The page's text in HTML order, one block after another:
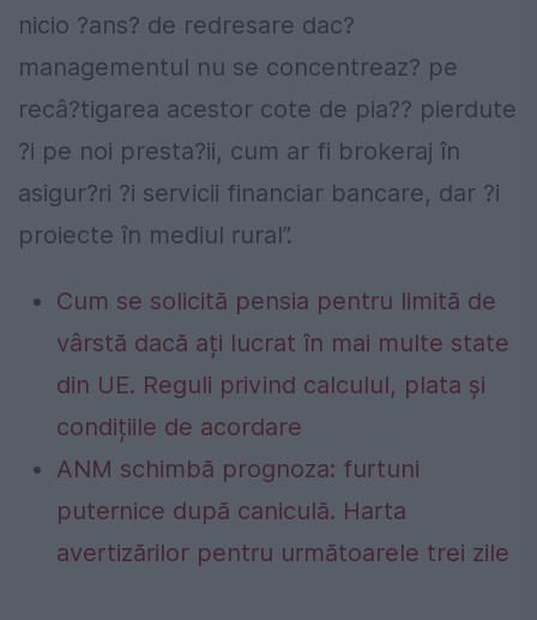
nicio ?ans? de redresare dac?
managementul nu se concentreaz? pe
recâ?tigarea acestor cote de pia?? pierdute
?i pe noi presta?ii, cum ar fi brokeraj în
asigur?ri ?i servicii financiar bancare, dar ?i
proiecte în mediul rural”.
Cum se solicită pensia pentru limită de
vârstă dacă ați lucrat în mai multe state
din UE. Reguli privind calculul, plata și
condițiile de acordare
ANM schimbă prognoza: furtuni
puternice după caniculă. Harta
avertizărilor pentru următoarele trei zile